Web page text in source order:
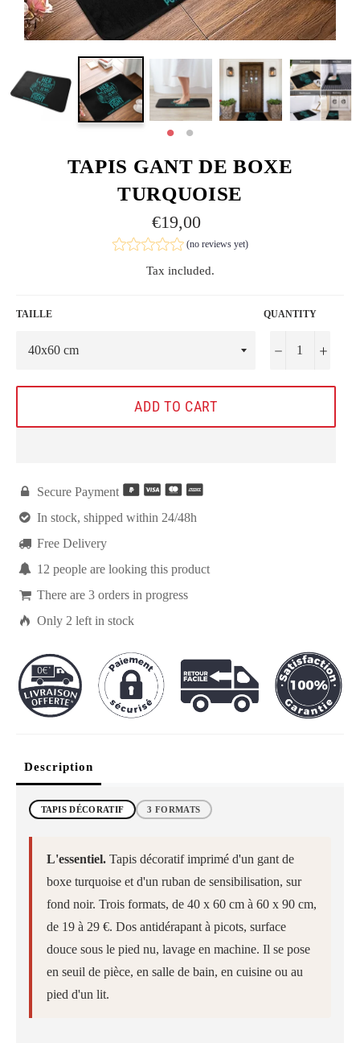
TAPIS GANT DE BOXE
TURQUOISE
Regular
price
€19,00
(no reviews yet)
Tax included.
TAILLE QUANTITY
− +
ADD TO CART
 Secure Payment
 In stock, shipped within 24/48h
 Free Delivery
 6 people are looking this product
 There are3 orders in progress
 Only 2 left in stock
Description
TAPIS DÉCORATIF 3 FORMATS
L'essentiel.Tapis décoratif imprimé d'un gant de
boxe turquoise et d'un ruban de sensibilisation, sur
fond noir. Trois formats, de 40 x 60 cm à 60 x 90 cm,
de 19 à 29 €. Dos antidérapant à picots, surface
douce sous le pied nu, lavage en machine. Il se pose
en seuil de pièce, en salle de bain, en cuisine ou au
pied d'un lit.